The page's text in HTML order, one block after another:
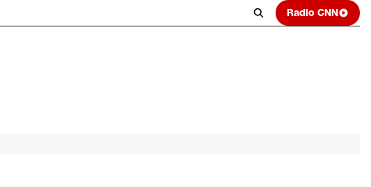
Radio CNN